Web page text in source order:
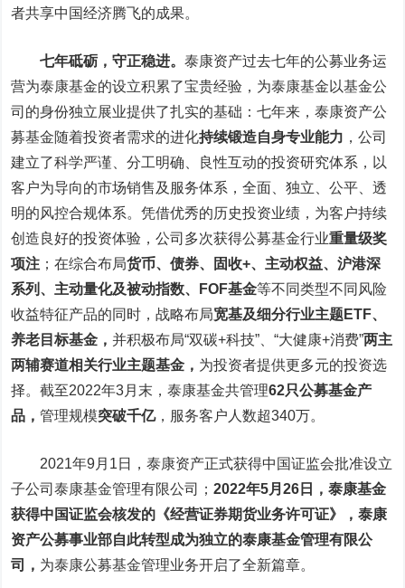
者共享中国经济腾飞的成果。
七年砥砺，守正稳进。泰康资产过去七年的公募业务运
营为泰康基金的设立积累了宝贵经验，为泰康基金以基金公
司的身份独立展业提供了扎实的基础：七年来，泰康资产公
募基金随着投资者需求的进化持续锻造自身专业能力 ，公司
建立了科学严谨、分工明确、良性互动的投资研究体系，以
客户为导向的市场销售及服务体系，全面、独立、公平、透
明的风控合规体系。凭借优秀的历史投资业绩，为客户持续
创造良好的投资体验，公司多次获得公募基金行业重量级奖
项注 ；在综合布局货币、债券、固收+、主动权益、沪港深
系列、主动量化及被动指数、FOF基金等不同类型不同风险
收益特征产品的同时，战略布局宽基及细分行业主题ETF、
养老目标基金，并积极布局“双碳+科技”、“大健康+消费”两主
两辅赛道相关行业主题基金， 为投资者提供更多元的投资选
择。截至2022年3月末，泰康基金共管理62只公募基金产
品，管理规模突破千亿， 服务客户人数超340万。
2021年9月1日，泰康资产正式获得中国证监会批准设立
子公司泰康基金管理有限公司；2022年5月26日，泰康基金
获得中国证监会核发的《经营证券期货业务许可证》，泰康
资产公募事业部自此转型成为独立的泰康基金管理有限公
司， 为泰康公募基金管理业务开启了全新篇章。